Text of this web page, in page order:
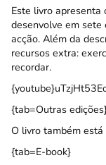
Este livro apresenta
desenvolve em sete
acção. Além da
recursos extra:
recordar.
{tab=Outras
O livro também
{tab=E-book}